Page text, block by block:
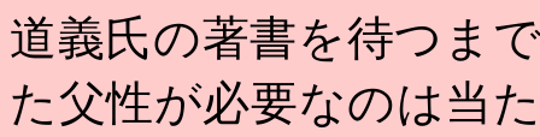
道義氏の著書を待つま
た父性が必要なのは当